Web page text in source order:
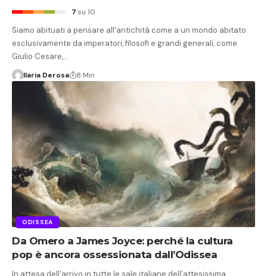
7 su 10
Siamo abituati a pensare all'antichità come a un mondo abitato
esclusivamente da imperatori, filosofi e grandi generali, come
Giulio Cesare,…
Ilaria Derosa 8 Min
ODISSEA
Da Omero a James Joyce: perché la cultura
pop è ancora ossessionata dall’Odissea